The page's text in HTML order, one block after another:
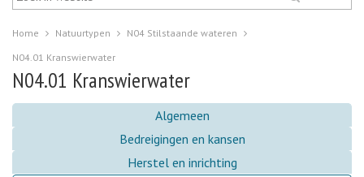
Home Natuurtypen
N04 Stilstaande wateren
N04.01 Kranswierwater
N04.01 Kranswierwater
Algemeen
Bedreigingen en kansen
Herstel en inrichting